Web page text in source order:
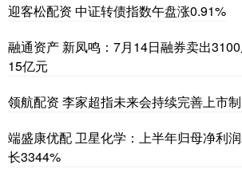
迎客松配资 中证转债指数午盘涨0.91%
融通资产 新凤鸣：7月14日融券卖出
15亿元
领航配资 李家超指未来会持续完善上市
端盛康优配 卫星化学：上半年归母净利
长3344%